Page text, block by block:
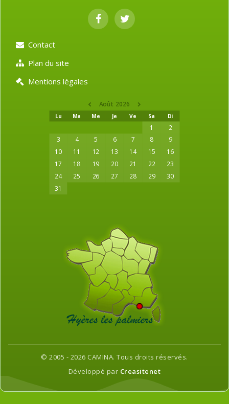
Contact
Plan du site
Mentions légales
Août 2026
Lu Ma Me Je Ve Sa Di
1
2
3
4 5 6 7 8 9
10 11 12 13 14 15
16
17
18 19 20 21 22
23
24
25 26 27 28 29 30
31
© 2005 - 2026 CAMINA. Tous droits réservés.
Développé par Creasitenet